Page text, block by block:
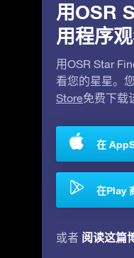
用OSR
用程序
用OSR Star
看您的星星。
Store免费下载
在
在Play
或者 阅读这篇